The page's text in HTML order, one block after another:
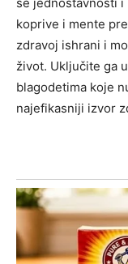
koprive i mente
zdravoj ishrani i
život. Uključite ga
blagodetima koje
najefikasniji izvor